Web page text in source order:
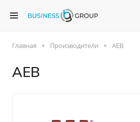
Главная Производители AEB
AEB